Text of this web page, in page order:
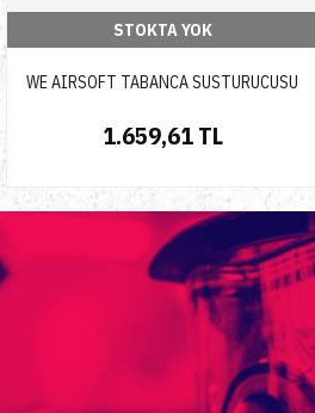
STOKTA YOK
WE AIRSOFT TABANCA SUSTURUCUSU
1.659,61 TL